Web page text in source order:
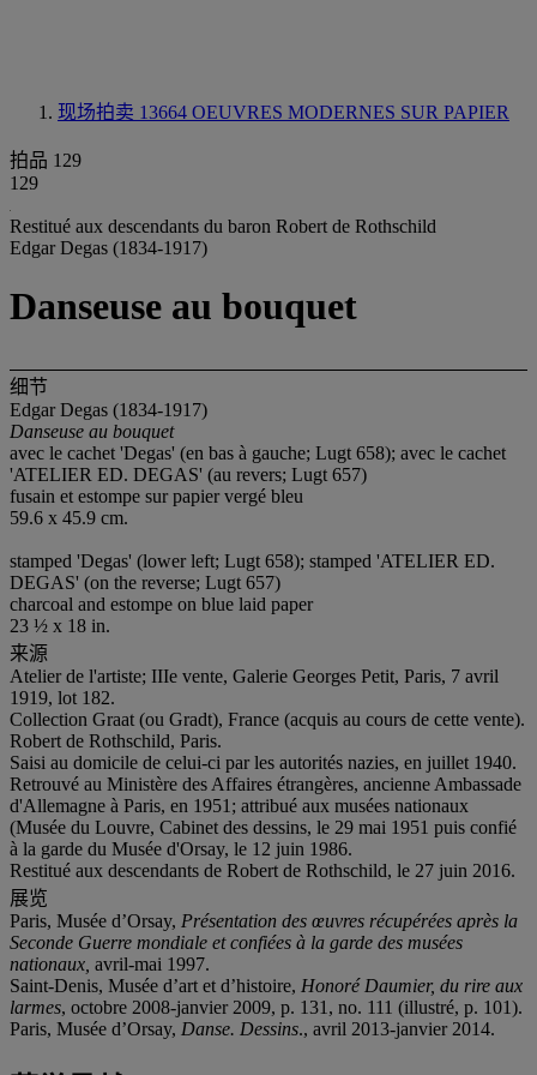
现场拍卖 13664 OEUVRES MODERNES SUR PAPIER
拍品 129
129
Restitué aux descendants du baron Robert de Rothschild
Edgar Degas (1834-1917)
Danseuse au bouquet
细节
Edgar Degas (1834-1917)
Danseuse au bouquet
avec le cachet 'Degas' (en bas à gauche; Lugt 658); avec le cachet
'ATELIER ED. DEGAS' (au revers; Lugt 657)
fusain et estompe sur papier vergé bleu
59.6 x 45.9 cm.
stamped 'Degas' (lower left; Lugt 658); stamped 'ATELIER ED.
DEGAS' (on the reverse; Lugt 657)
charcoal and estompe on blue laid paper
23 ½ x 18 in.
来源
Atelier de l'artiste; IIIe vente, Galerie Georges Petit, Paris, 7 avril
1919, lot 182.
Collection Graat (ou Gradt), France (acquis au cours de cette vente).
Robert de Rothschild, Paris.
Saisi au domicile de celui-ci par les autorités nazies, en juillet 1940.
Retrouvé au Ministère des Affaires étrangères, ancienne Ambassade
d'Allemagne à Paris, en 1951; attribué aux musées nationaux
(Musée du Louvre, Cabinet des dessins, le 29 mai 1951 puis confié
à la garde du Musée d'Orsay, le 12 juin 1986.
Restitué aux descendants de Robert de Rothschild, le 27 juin 2016.
展览
Paris, Musée d’Orsay, Présentation des œuvres récupérées après la
Seconde Guerre mondiale et confiées à la garde des musées
nationaux avril-mai 1997.
Saint-Denis, Musée d’art et d’histoire, Honoré Daumier, du rire aux
larmes, octobre 2008-janvier 2009, p. 131, no. 111 (illustré, p. 101).
Paris, Musée d’Orsay, Danse. Dessins., avril 2013-janvier 2014.